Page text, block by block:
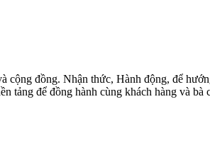
cộng đồng. Nhận thức, Hành động, để
tảng để đồng hành cùng khách hàng và